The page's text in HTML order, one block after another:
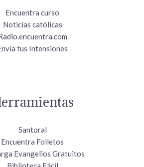
Encuentra curso
Noticias católicas
tus Intensiones
Santoral
Encuentra Folletos
Evangelios Gratuitos